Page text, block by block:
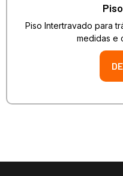
Piso Intertravado para
medidas e